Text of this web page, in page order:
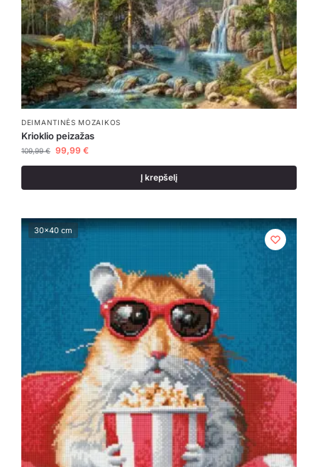
DEIMANTINĖS MOZAIKOS
Krioklio peizažas
109,99€ 99,99 €
Į krepšelį
30x40 cm